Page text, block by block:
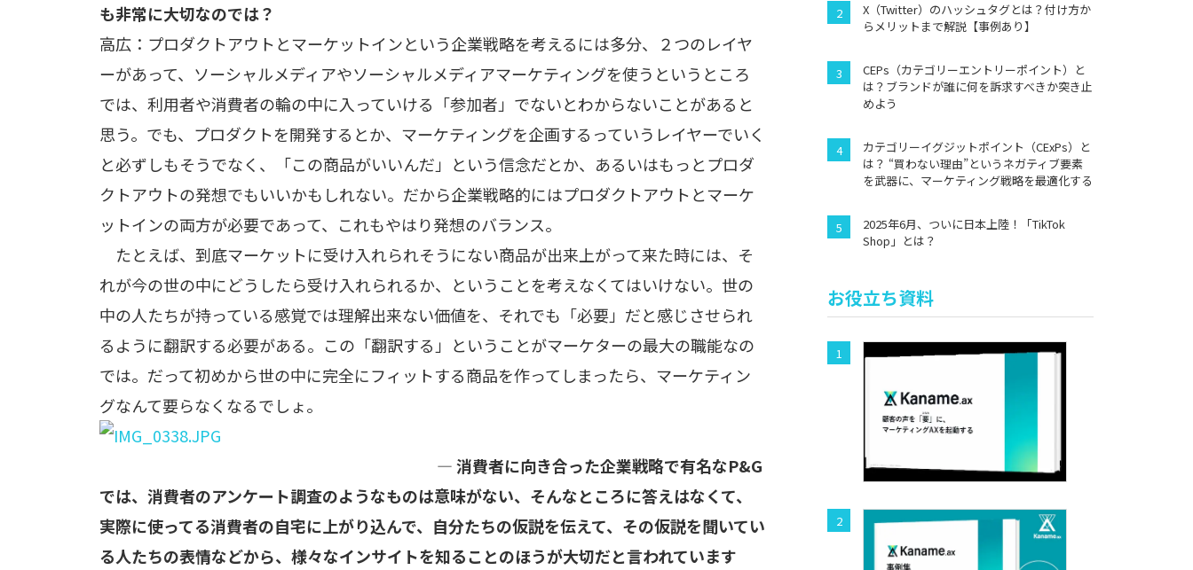
も非常に大切なのでは？
高広：プロダクトアウトとマーケットインという企業戦略を考えるには多分、２つのレイヤ
ーがあって、ソーシャルメディアやソーシャルメディアマーケティングを使うというところ
では、利用者や消費者の輪の中に入っていける「参加者」でないとわからないことがあると
思う。でも、プロダクトを開発するとか、マーケティングを企画するっていうレイヤーでいく
と必ずしもそうでなく、「この商品がいいんだ」という信念だとか、あるいはもっとプロダ
クトアウトの発想でもいいかもしれない。だから企業戦略的にはプロダクトアウトとマーケ
ットインの両方が必要であって、これもやはり発想のバランス。
たとえば、到底マーケットに受け入れられそうにない商品が出来上がって来た時には、そ
れが今の世の中にどうしたら受け入れられるか、ということを考えなくてはいけない。世の
中の人たちが持っている感覚では理解出来ない価値を、それでも「必要」だと感じさせられ
るように翻訳する必要がある。この「翻訳する」ということがマーケターの最大の職能なの
では。だって初めから世の中に完全にフィットする商品を作ってしまったら、マーケティン
グなんて要らなくなるでしょ。
— 消費者に向き合った企業戦略で有名なP&G
では、消費者のアンケート調査のようなものは意味がない、そんなところに答えはなくて、
実際に使ってる消費者の自宅に上がり込んで、自分たちの仮説を伝えて、その仮説を聞いてい
る人たちの表情などから、様々なインサイトを知ることのほうが大切だと言われています
X（Twitter）のハッシュタグとは？付け方か
らメリットまで解説【事例あり】
CEPs（カテゴリーエントリーポイント）と
は？ブランドが誰に何を訴求すべきか突き止
めよう
カテゴリーイグジットポイント（CExPs）と
は？ “買わない理由”というネガティブ要素
を武器に、マーケティング戦略を最適化する
2025年6月、ついに日本上陸！「TikTok
Shop」とは？
お役立ち資料